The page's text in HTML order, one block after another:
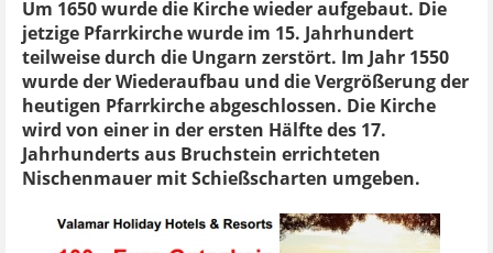
Um 1650 wurde die Kirche wieder aufgebaut. Die
jetzige Pfarrkirche wurde im 15. Jahrhundert
teilweise durch die Ungarn zerstört. Im Jahr 1550
wurde der Wiederaufbau und die Vergrößerung der
heutigen Pfarrkirche abgeschlossen. Die Kirche
wird von einer in der ersten Hälfte des 17.
Jahrhunderts aus Bruchstein errichteten
Nischenmauer mit Schießscharten umgeben.